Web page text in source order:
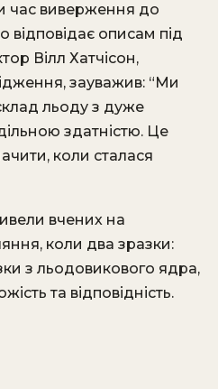
час виверження до
відповідає описам під
Вілл Хатчісон,
зауважив: “Ми
льоду з дуже
здатністю. Це
коли сталася
вчених на
коли два зразки:
з льодовикового ядра,
та відповідність.